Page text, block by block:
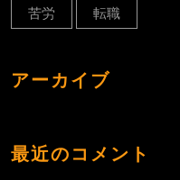
苦労 転職
アーカイブ
最近のコメント